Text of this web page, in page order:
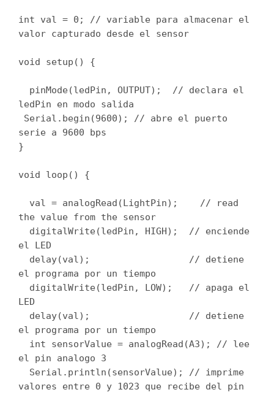
int val = 0; // variable para almacenar el
valor capturado desde el sensor
void setup() {
ledPin en modo salida
serie a 9600 bps
}
void loop() {
the value from the sensor
el LED
el programa por un tiempo
LED
el programa por un tiempo
el pin analogo 3
valores entre 0 y 1023 que recibe del pin